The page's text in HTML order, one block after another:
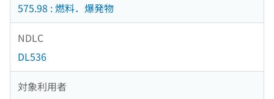
575.98 : 燃料．爆発物
NDLC
DL536
対象利用者